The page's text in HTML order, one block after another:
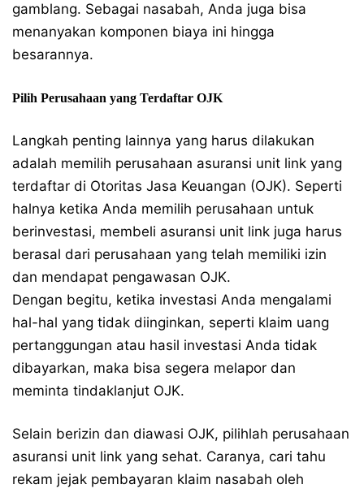
gamblang. Sebagai nasabah, Anda juga bisa
menanyakan komponen biaya ini hingga
besarannya.
Pilih Perusahaan yang Terdaftar OJK
Langkah penting lainnya yang harus dilakukan
adalah memilih perusahaan asuransi unit link yang
terdaftar di Otoritas Jasa Keuangan (OJK). Seperti
halnya ketika Anda memilih perusahaan untuk
berinvestasi, membeli asuransi unit link juga harus
berasal dari perusahaan yang telah memiliki izin
dan mendapat pengawasan OJK.
Dengan begitu, ketika investasi Anda mengalami
hal-hal yang tidak diinginkan, seperti klaim uang
pertanggungan atau hasil investasi Anda tidak
dibayarkan, maka bisa segera melapor dan
meminta tindaklanjut OJK.
Selain berizin dan diawasi OJK, pilihlah perusahaan
asuransi unit link yang sehat. Caranya, cari tahu
rekam jejak pembayaran klaim nasabah oleh